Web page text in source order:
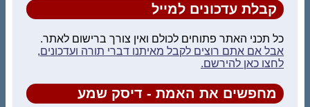
קבלת עדכונים למייל
כל תכני האתר פתוחים לכולם ואין צורך ברישום לאתר.
אבל אם אתם רוצים לקבל מאיתנו דברי תורה ועדכונים,
לחצו כאן להירשם.
מחפשים את האמת - דיסק שמע